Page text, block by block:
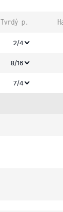
Tvrdý p.
2/4
8/16
7/4